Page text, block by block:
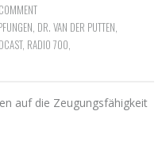
DR. VAN DER PUTTEN
, RADIO 700
auf die Zeugungsfähigkeit